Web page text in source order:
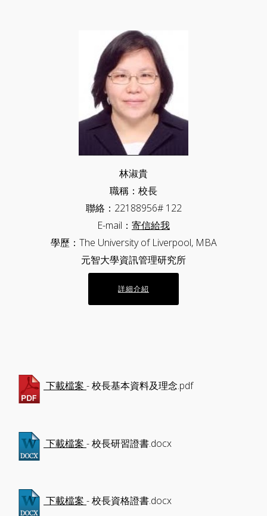
林淑貴
職稱：校長
聯絡：22188956# 122
E-mail： 寄信給我
學歷：The University of Liverpool, MBA
元智大學資訊管理研究所
詳細介紹
下載檔案 - 校長基本資料及理念.pdf
下載檔案 - 校長研習證書.docx
下載檔案 - 校長資格證書.docx